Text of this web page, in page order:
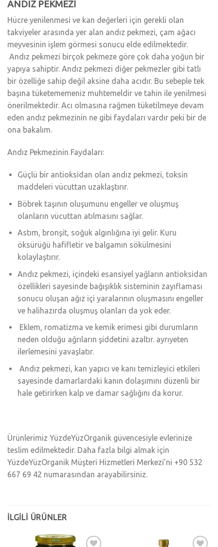
ANDIZ PEKMEZİ
Hücre yenilenmesi ve kan değerleri için gerekli olan
takviyeler arasında yer alan andız pekmezi, çam ağacı
meyvesinin işlem görmesi sonucu elde edilmektedir.
Andız pekmezi birçok pekmeze göre çok daha yoğun bir
yapıya sahiptir. Andız pekmezi diğer pekmezler gibi tatlı
bir özelliğe sahip değil aksine daha acıdır. Bu sebeple tek
başına tüketememeniz muhtemeldir ve tahin ile yenilmesi
önerilmektedir. Acı olmasına rağmen tüketilmeye devam
eden andız pekmezinin ne gibi faydaları vardır peki bir de
ona bakalım.
Andız Pekmezinin Faydaları:
Güçlü bir antioksidan olan andız pekmezi, toksin
maddeleri vücuttan uzaklaştırır.
Böbrek taşının oluşumunu engeller ve oluşmuş
olanların vücuttan atılmasını sağlar.
Astım, bronşit, soğuk algınlığına iyi gelir. Kuru
öksürüğü hafifletir ve balgamın sökülmesini
kolaylaştırır.
Andız pekmezi, içindeki esansiyel yağların antioksidan
özellikleri sayesinde bağışıklık sisteminin zayıflaması
sonucu oluşan ağız içi yaralarının oluşmasını engeller
ve halihazırda oluşmuş olanları da yok eder.
Eklem, romatizma ve kemik erimesi gibi durumların
neden olduğu ağrıların şiddetini azaltır. ayrıyeten
ilerlemesini yavaşlatır.
Andız pekmezi, kan yapıcı ve kanı temizleyici etkileri
sayesinde damarlardaki kanın dolaşımını düzenli bir
hale getirirken kalp ve damar sağlığını da korur.
Ürünlerimiz YüzdeYüzOrganik güvencesiyle evlerinize
teslim edilmektedir. Daha fazla bilgi almak için
YüzdeYüzOrganik Müşteri Hizmetleri Merkezi’ni +90 532
667 69 42 numarasından arayabilirsiniz.
İLGILI ÜRÜNLER